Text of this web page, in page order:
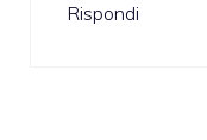
Rispondi